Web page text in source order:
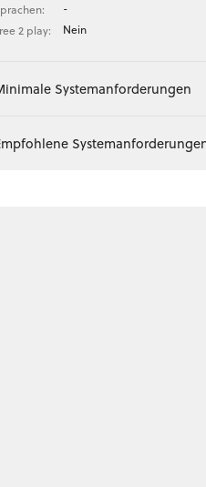
-
2 play:
Nein
Systemanforderungen